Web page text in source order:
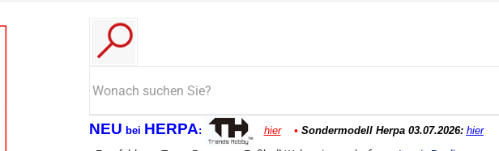
NEU bei HERPA: hier • Sondermodell Herpa 03.07.2026: hier